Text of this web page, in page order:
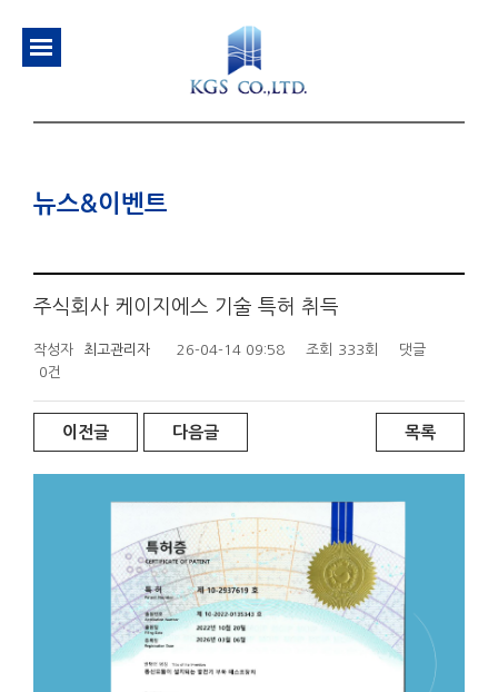
뉴스&이벤트
주식회사 케이지에스 기술 특허 취득
작성자 최고관리자 26-04-14 09:58 조회 333회
댓글
0건
이전글 다음글 목록